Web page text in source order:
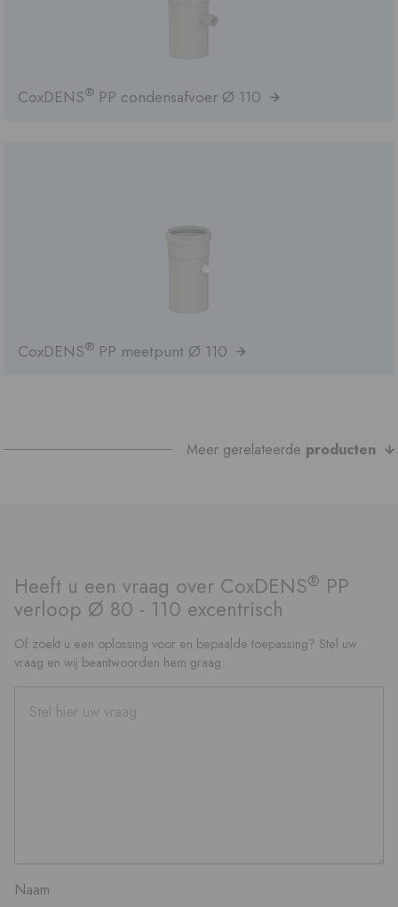
CoxDENS® PP condensafvoer Ø 110
CoxDENS® PP meetpunt Ø 110
Meer gerelateerde producten
Heeft u een vraag over CoxDENS® PP
verloop Ø 80 - 110 excentrisch
Of zoekt u een oplossing voor en bepaalde toepassing? Stel uw
vraag en wij beantwoorden hem graag.